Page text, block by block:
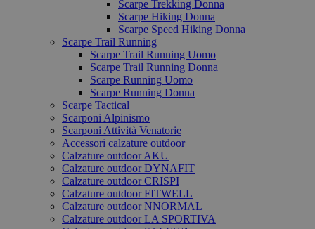
Scarpe Trekking Donna
Scarpe Hiking Donna
Scarpe Speed Hiking Donna
Scarpe Trail Running
Scarpe Trail Running Uomo
Scarpe Trail Running Donna
Scarpe Running Uomo
Scarpe Running Donna
Scarpe Tactical
Scarponi Alpinismo
Scarponi Attività Venatorie
Accessori calzature outdoor
Calzature outdoor AKU
Calzature outdoor DYNAFIT
Calzature outdoor CRISPI
Calzature outdoor FITWELL
Calzature outdoor NNORMAL
Calzature outdoor LA SPORTIVA